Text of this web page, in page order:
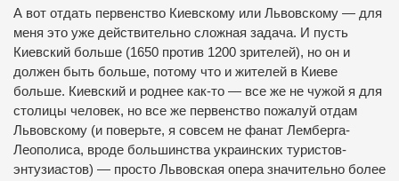
А вот отдать первенство Киевскому или Львовскому — для
меня это уже действительно сложная задача. И пусть
Киевский больше (1650 против 1200 зрителей), но он и
должен быть больше, потому что и жителей в Киеве
больше. Киевский и роднее как-то — все же не чужой я для
столицы человек, но все же первенство пожалуй отдам
Львовскому (и поверьте, я совсем не фанат Лемберга-
Леополиса, вроде большинства украинских туристов-
энтузиастов) — просто Львовская опера значительно более